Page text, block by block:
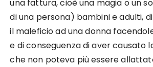
una fattura, cioè una magia o un
di una persona) bambini e adulti,
il maleficio ad una donna
e di conseguenza di aver causato
che non poteva più essere